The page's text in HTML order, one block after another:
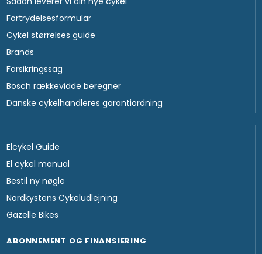
Fortrydelsesformular
Cykel størrelses guide
Brands
Forsikringssag
Bosch rækkevidde beregner
Danske cykelhandleres garantiordning
Elcykel Guide
El cykel manual
Bestil ny nøgle
Nordkystens Cykeludlejning
Gazelle Bikes
ABONNEMENT OG FINANSIERING